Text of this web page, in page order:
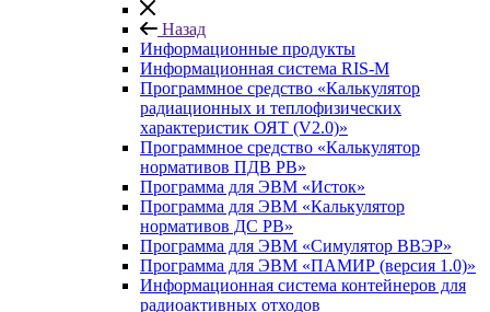
Назад
Информационные продукты
Информационная система RIS-M
Программное средство «Калькулятор
радиационных и теплофизических
характеристик ОЯТ (V2.0)»
Программное средство «Калькулятор
нормативов ПДВ РВ»
Программа для ЭВМ «Исток»
Программа для ЭВМ «Калькулятор
нормативов ДС РВ»
Программа для ЭВМ «Симулятор ВВЭР»
Программа для ЭВМ «ПАМИР (версия 1.0)»
Информационная система контейнеров для
радиоактивных отходов